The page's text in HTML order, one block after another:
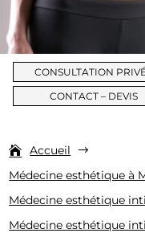
CONSULTATION
CONTACT – DEVIS
Accueil $
Médecine esthétique à
Médecine esthétique
Médecine esthétique